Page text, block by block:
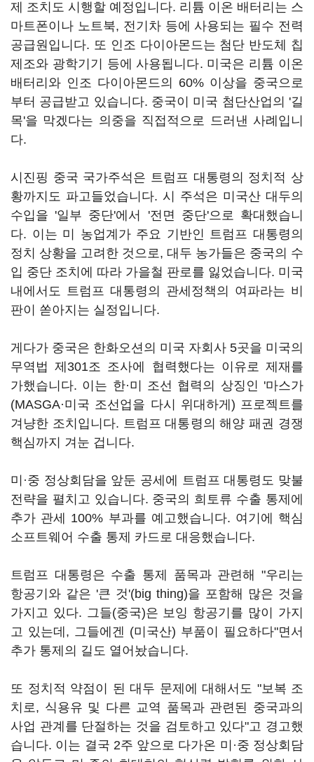
제 조치도 시행할 예정입니다. 리튬 이온 배터리는 스
마트폰이나 노트북, 전기차 등에 사용되는 필수 전력
공급원입니다. 또 인조 다이아몬드는 첨단 반도체 칩
제조와 광학기기 등에 사용됩니다. 미국은 리튬 이온
배터리와 인조 다이아몬드의 60% 이상을 중국으로
부터 공급받고 있습니다. 중국이 미국 첨단산업의 '길
목'을 막겠다는 의중을 직접적으로 드러낸 사례입니
다.
시진핑 중국 국가주석은 트럼프 대통령의 정치적 상
황까지도 파고들었습니다. 시 주석은 미국산 대두의
수입을 '일부 중단'에서 '전면 중단'으로 확대했습니
다. 이는 미 농업계가 주요 기반인 트럼프 대통령의
정치 상황을 고려한 것으로, 대두 농가들은 중국의 수
입 중단 조치에 따라 가을철 판로를 잃었습니다. 미국
내에서도 트럼프 대통령의 관세정책의 여파라는 비
판이 쏟아지는 실정입니다.
게다가 중국은 한화오션의 미국 자회사 5곳을 미국의
무역법 제301조 조사에 협력했다는 이유로 제재를
가했습니다. 이는 한·미 조선 협력의 상징인 '마스가
(MASGA·미국 조선업을 다시 위대하게) 프로젝트를
겨냥한 조치입니다. 트럼프 대통령의 해양 패권 경쟁
핵심까지 겨눈 겁니다.
미·중 정상회담을 앞둔 공세에 트럼프 대통령도 맞불
전략을 펼치고 있습니다. 중국의 희토류 수출 통제에
추가 관세 100% 부과를 예고했습니다. 여기에 핵심
소프트웨어 수출 통제 카드로 대응했습니다.
트럼프 대통령은 수출 통제 품목과 관련해 "우리는
항공기와 같은 '큰 것'(big thing)을 포함해 많은 것을
가지고 있다. 그들(중국)은 보잉 항공기를 많이 가지
고 있는데, 그들에겐 (미국산) 부품이 필요하다"면서
추가 통제의 길도 열어놨습니다.
또 정치적 약점이 된 대두 문제에 대해서도 "보복 조
치로, 식용유 및 다른 교역 품목과 관련된 중국과의
사업 관계를 단절하는 것을 검토하고 있다"고 경고했
습니다. 이는 결국 2주 앞으로 다가온 미·중 정상회담